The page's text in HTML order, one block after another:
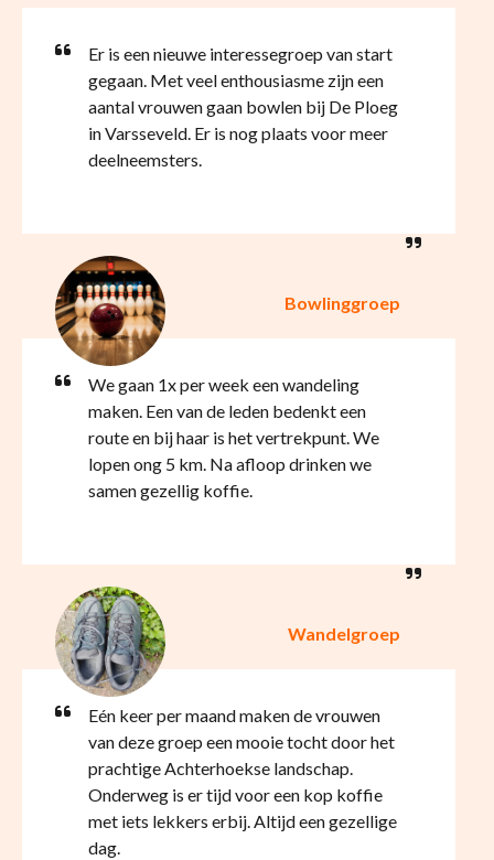
Er is een nieuwe interessegroep van start
gegaan. Met veel enthousiasme zijn een
aantal vrouwen gaan bowlen bij De Ploeg
in Varsseveld. Er is nog plaats voor meer
deelneemsters.
Bowlinggroep
We gaan 1x per week een wandeling
maken. Een van de leden bedenkt een
route en bij haar is het vertrekpunt. We
lopen ong 5 km. Na afloop drinken we
samen gezellig koffie.
Wandelgroep
Eén keer per maand maken de vrouwen
van deze groep een mooie tocht door het
prachtige Achterhoekse landschap.
Onderweg is er tijd voor een kop koffie
met iets lekkers erbij. Altijd een gezellige
dag.